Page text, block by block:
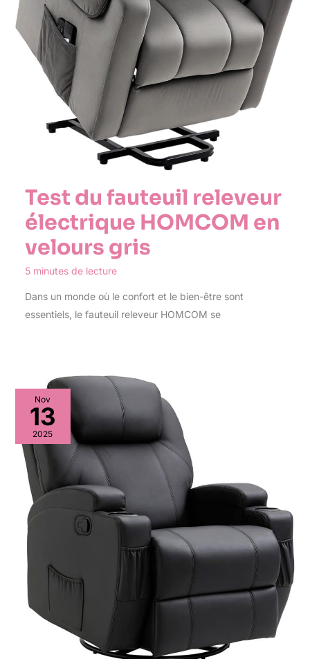
Test du fauteuil releveur
électrique HOMCOM en
velours gris
5 minutes de lecture
Dans un monde où le confort et le bien-être sont
essentiels, le fauteuil releveur HOMCOM se
Nov
13
2025